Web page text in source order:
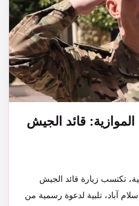
الموازية: قائد الجيش
تكتسب زيارة قائد الجيش
آباد، تلبية لدعوة رسمية من